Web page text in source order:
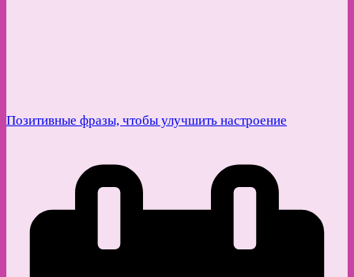
Позитивные фразы, чтобы улучшить настроение